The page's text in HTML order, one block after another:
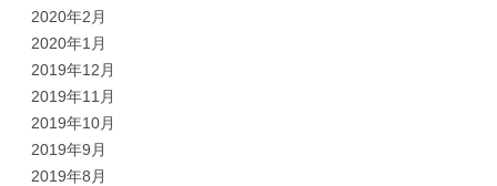
2020年2月
2020年1月
2019年12月
2019年11月
2019年10月
2019年9月
2019年8月